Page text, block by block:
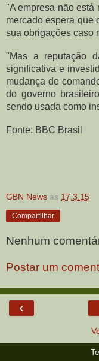
"A empresa não está
mercado espera que
sua obrigações caso
"Mas a reputação
significativa e
mudança de
do governo
sendo usada como
Fonte: BBC Brasil
GBN News às 17.3.15
Compartilhar
Nenhum
Postar um
‹